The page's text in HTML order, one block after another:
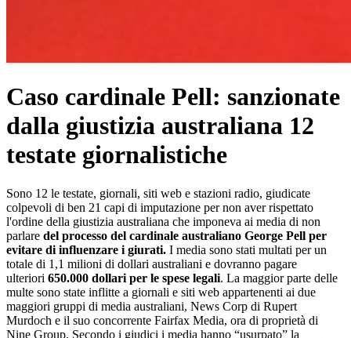
Caso cardinale Pell: sanzionate
dalla giustizia australiana 12
testate giornalistiche
Sono 12 le testate, giornali, siti web e stazioni radio, giudicate
colpevoli di ben 21 capi di imputazione per non aver rispettato
l'ordine della giustizia australiana che imponeva ai media di non
parlare del processo del cardinale australiano George Pell per
evitare di influenzare i giurati. I media sono stati multati per un
totale di 1,1 milioni di dollari australiani e dovranno pagare
ulteriori 650.000 dollari per le spese legali. La maggior parte delle
multe sono state inflitte a giornali e siti web appartenenti ai due
maggiori gruppi di media australiani, News Corp di Rupert
Murdoch e il suo concorrente Fairfax Media, ora di proprietà di
Nine Group. Secondo i giudici i media hanno “usurpato” la